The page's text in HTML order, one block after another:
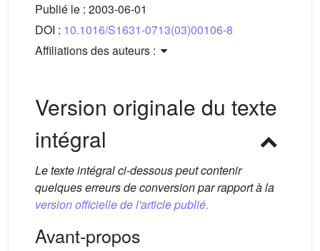
Publié le : 2003-06-01
DOI : 10.1016/S1631-0713(03)00106-8
Affiliations des auteurs :
Version originale du texte
intégral
Le texte intégral ci-dessous peut contenir
quelques erreurs de conversion par rapport à la
version officielle de l'article publié.
Avant-propos